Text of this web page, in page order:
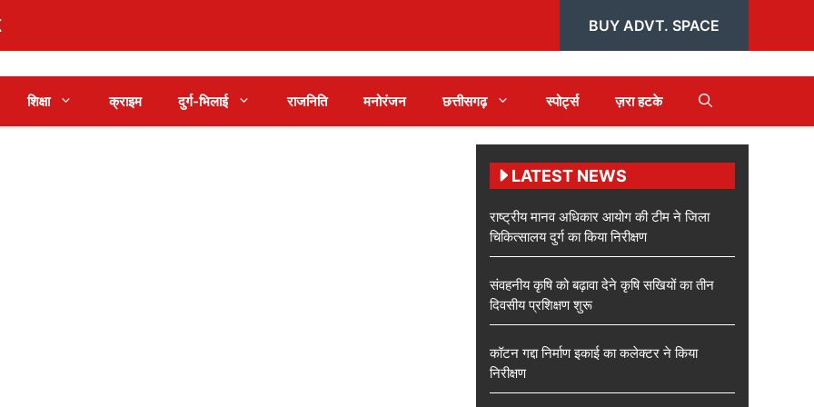
BUY ADVT. SPACE
शिक्षा क्राइम दुर्ग-भिलाई राजनिति मनोरंजन छत्तीसगढ़ स्पोर्ट्स ज़रा हटके
LATEST NEWS
राष्ट्रीय मानव अधिकार आयोग की टीम ने जिला
चिकित्सालय दुर्ग का किया निरीक्षण
संवहनीय कृषि को बढ़ावा देने कृषि सखियों का तीन
दिवसीय प्रशिक्षण शुरू
कॉटन गद्दा निर्माण इकाई का कलेक्टर ने किया
निरीक्षण